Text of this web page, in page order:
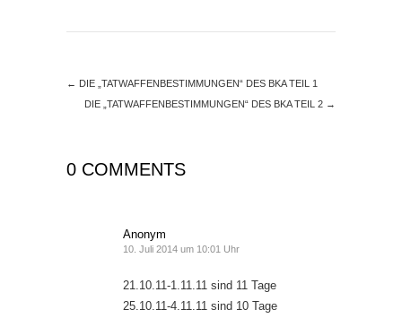
← DIE „TATWAFFENBESTIMMUNGEN“ DES BKA TEIL 1
DIE „TATWAFFENBESTIMMUNGEN“ DES BKA TEIL 2 →
0 COMMENTS
Anonym
10. Juli 2014 um 10:01 Uhr
21.10.11-1.11.11 sind 11 Tage
25.10.11-4.11.11 sind 10 Tage